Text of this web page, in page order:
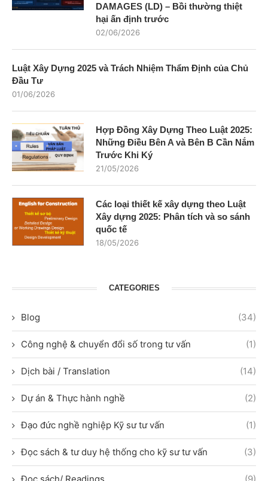
DAMAGES (LD) – Bồi thường thiệt
hại ấn định trước
02/06/2026
Luật Xây Dựng 2025 và Trách Nhiệm Thẩm Định của Chủ
Đầu Tư
01/06/2026
Hợp Đồng Xây Dựng Theo Luật 2025:
Những Điều Bên A và Bên B Cần Nắm
Trước Khi Ký
21/05/2026
Các loại thiết kế xây dựng theo Luật
Xây dựng 2025: Phân tích và so sánh
quốc tế
18/05/2026
CATEGORIES
Blog (34)
Công nghệ & chuyển đổi số trong tư vấn (1)
Dịch bài / Translation (14)
Dự án & Thực hành nghề (2)
Đạo đức nghề nghiệp Kỹ sư tư vấn (1)
Đọc sách & tư duy hệ thống cho kỹ sư tư vấn (3)